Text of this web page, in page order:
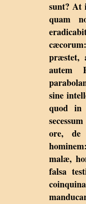
sunt? At
quam
præstet,
autem
sine
quod
ore, de
malæ,
falsa